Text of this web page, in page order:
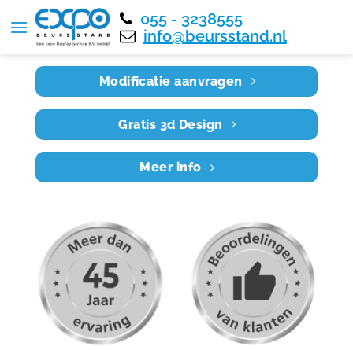
055 - 3238555
info@beursstand.nl
Home RE8X5 027
Modificatie aanvragen
Gratis 3d Design
Meer info